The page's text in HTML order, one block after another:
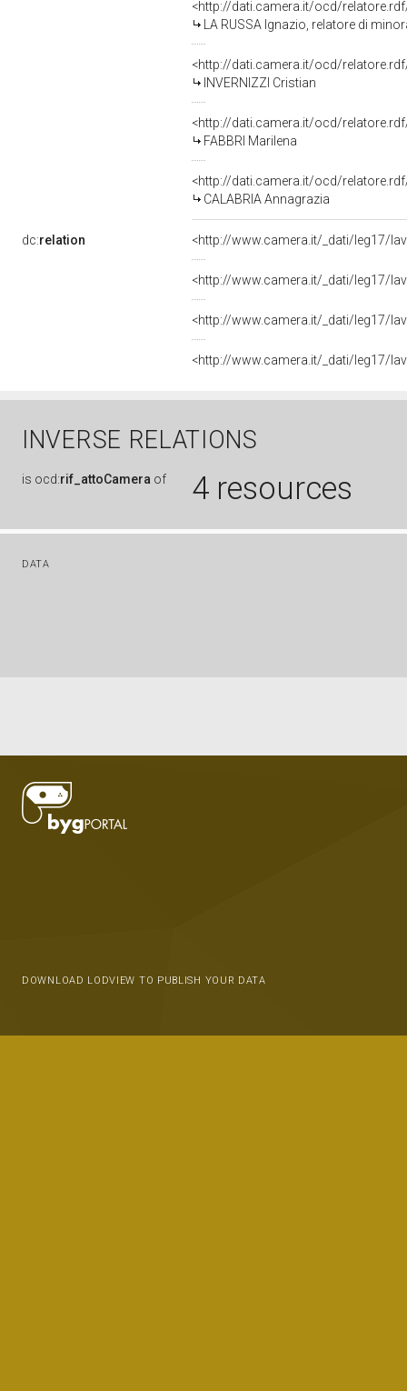
<http://dati.camera.it/ocd/
LA RUSSA Ignazio, relatore di
<http://dati.camera.it/ocd/
INVERNIZZI Cristian
<http://dati.camera.it/ocd/
FABBRI Marilena
<http://dati.camera.it/ocd/
CALABRIA Annagrazia
dc:relation <http://www.camera.it/_dati/leg17/
<http://www.camera.it/_dati/leg17/
<http://www.camera.it/_dati/leg17/
<http://www.camera.it/_dati/leg17/
INVERSE RELATIONS
is ocd:rif_attoCamera of 4 resources
DATA
DOWNLOAD LODVIEW TO PUBLISH YOUR DATA